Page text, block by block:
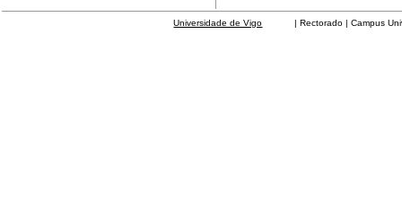
Universidade de Vigo | Rectorado | Campus